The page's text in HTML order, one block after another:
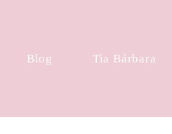
Blog Tia Bárbara